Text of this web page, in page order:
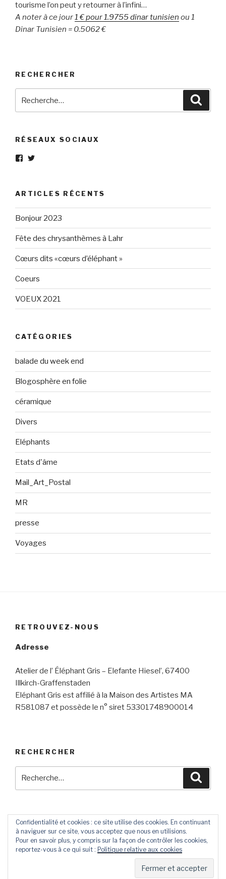
tourisme l’on peut y retourner à l’infini…
A noter à ce jour1 € pour 1.9755 dinar tunisien ou 1
Dinar Tunisien = 0.5062 €
RECHERCHER
RÉSEAUX SOCIAUX
Voir
Eléphant-
Gris-
160596147294205
sur
Facebook
Voir
elephantgris
sur
Twitter
ARTICLES RÉCENTS
Bonjour 2023
Fête des chrysanthèmes à Lahr
Cœurs dits «cœurs d’éléphant »
Coeurs
VOEUX 2021
CATÉGORIES
balade du week end
Blogosphère en folie
céramique
Divers
Eléphants
Etats d'âme
Mail_Art_Postal
MR
presse
Voyages
RETROUVEZ-NOUS
Adresse
Atelier de l’ Éléphant Gris – Elefante Hiesel’, 67400
Illkirch-Graffenstaden
Eléphant Gris est affilié à la Maison des Artistes MA
R581087 et possède le n° siret 53301748900014
RECHERCHER
ContactLivre
D’Or
Confidentialité et cookies : ce site utilise des cookies. En continuant
à naviguer sur ce site, vous acceptez que nous en utilisions.
Pour en savoir plus, y compris sur la façon de contrôler les cookies,
reportez-vous à ce qui suit : Politique relative aux cookies